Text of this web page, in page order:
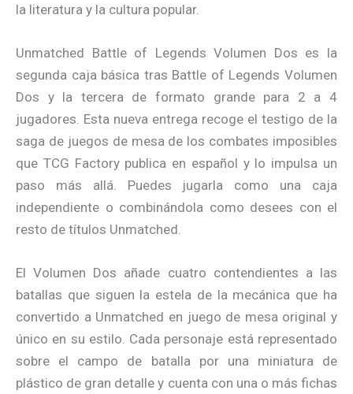
la literatura y la cultura popular.
Unmatched Battle of Legends Volumen Dos es la
segunda caja básica tras Battle of Legends Volumen
Dos y la tercera de formato grande para 2 a 4
jugadores. Esta nueva entrega recoge el testigo de la
saga de juegos de mesa de los combates imposibles
que TCG Factory publica en español y lo impulsa un
paso más allá. Puedes jugarla como una caja
independiente o combinándola como desees con el
resto de títulos Unmatched.
El Volumen Dos añade cuatro contendientes a las
batallas que siguen la estela de la mecánica que ha
convertido a Unmatched en juego de mesa original y
único en su estilo. Cada personaje está representado
sobre el campo de batalla por una miniatura de
plástico de gran detalle y cuenta con una o más fichas